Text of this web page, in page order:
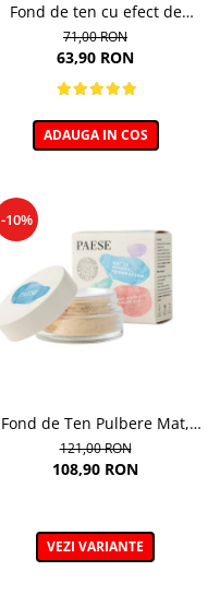
Fond de ten cu efect de
lifting, nuanta 103 Golden
Beige - 30ml
71,00 RON
63,90 RON
ADAUGA IN COS
-10%
Fond de Ten Pulbere Mat,
nuanta 104W -7g
121,00 RON
108,90 RON
VEZI VARIANTE